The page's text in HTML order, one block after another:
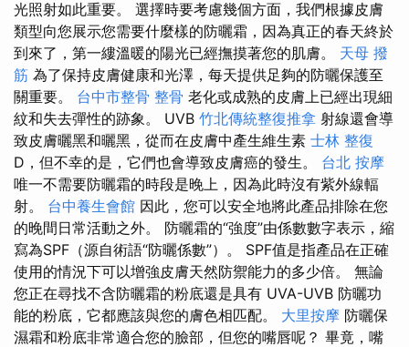
光照射如此重要。 選擇時要考慮幾個方面，我們根據皮膚
類型向您展示您需要什麼樣的防曬霜，因為真正的春天終於
到來了，第一縷溫暖的陽光已經撫摸著您的肌膚。 天母 撥
筋 為了保持皮膚健康和光澤，每天提供足夠的防曬保護至
關重要。 台中市整骨 整骨 老化或成熟的皮膚上已經出現細
紋和失去彈性的跡象。 UVB 竹北傳統整復推拿 射線還會導
致皮膚曬黑和曬黑，從而在皮膚中產生維生素 士林 整復
D，但不幸的是，它們也會導致皮膚癌的發生。 台北 按摩
唯一不需要防曬霜的時段是晚上，因為此時沒有紫外線輻
射。 台中養生會館 因此，您可以安全地將此產品排除在您
的晚間日常活動之外。 防曬霜的“強度”由係數數字表示，縮
寫為SPF（源自術語“防曬係數”）。 SPF值是指產品在正確
使用的情況下可以增強皮膚天然防禦能力的多少倍。 無論
您正在尋找不含防曬霜的粉底還是具有 UVA-UVB 防曬功
能的粉底，它都應該與您的膚色相匹配。 大里按摩 防曬保
濕霜和粉底非常適合您的臉部，但您的嘴唇呢？ 畢竟，嘴